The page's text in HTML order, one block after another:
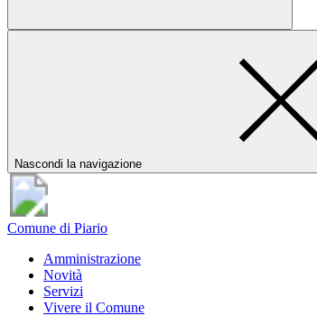
Nascondi la navigazione
Comune di Piario
Amministrazione
Novità
Servizi
Vivere il Comune